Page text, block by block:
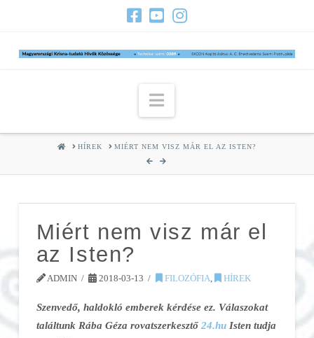
Navigation
HOMEHÍREK MIÉRT NEM VISZ MÁR EL AZ ISTEN?
Miért nem visz már el
az Isten?
ADMIN 2018-03-13 FILOZÓFIA HÍREK
Szenvedő, haldokló emberek kérdése ez. Válaszokat
találtunk Rába Géza rovatszerkesztő 24.huIsten tudja